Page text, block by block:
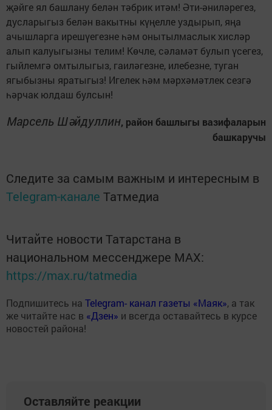
җәйге ял башлану белән тәбрик итәм! Әти-әниләрегез,
дусларыгыз белән вакытны күңелле уздырып, яңа
ачышларга ирешүегезне һәм онытылмаслык хисләр
алып калуыгызны телим! Көчле, сәламәт булып үсегез,
гыйлемгә омтылыгыз, гаиләгезне, илебезне, туган
ягыбызны яратыгыз! Игелек һәм мәрхәмәтлек сезгә
һәрчак юлдаш булсын!
Марсель Шәйдуллин, район башлыгы вазифаларын
башкаручы
Следите за самым важным и интересным в
Telegram-канале Татмедиа
Читайте новости Татарстана в
национальном мессенджере MАХ:
https://max.ru/tatmedia
Подпишитесь на Telegram- канал газеты «Маяк», а так
же читайте нас в «Дзен» и всегда оставайтесь в курсе
новостей района!
Оставляйте реакции